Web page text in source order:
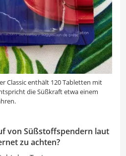
Classic enthält 120 Tabletten mit
die Süßkraft etwa einem
von Süßstoffspendern laut
zu achten?